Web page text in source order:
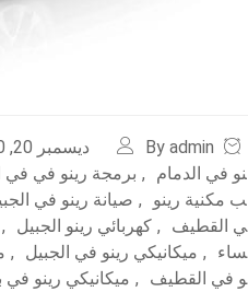
By admin ديسمبر 20, 2020
نو في الدمام
, برمجة رينو في في
ب مكنية رينو
, صيانة رينو في
ي القطيف
, كهربائي رينو الجبيل ,
ساء
, ميكانيكي رينو في الجبيل ,
و في القطيف
, ميكانيكي رينو في